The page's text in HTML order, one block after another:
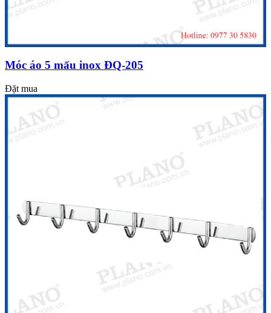
Móc áo 5 mấu inox ĐQ-205
Đặt mua